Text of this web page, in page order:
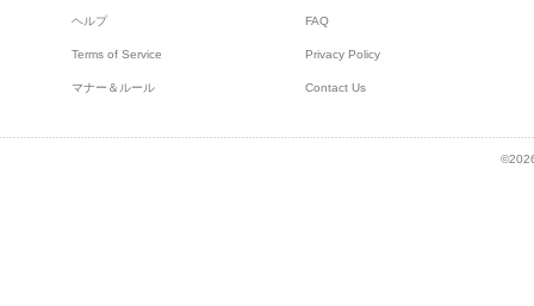
ヘルプ FAQ
Terms of Service Privacy Policy
マナー＆ルール Contact Us